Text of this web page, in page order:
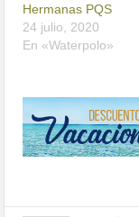
Hermanas PQS
24 julio, 2020
En «Waterpolo»